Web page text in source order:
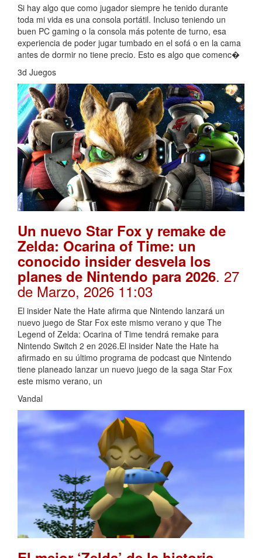
Si hay algo que como jugador siempre he tenido durante
toda mi vida es una consola portátil. Incluso teniendo un
buen PC gaming o la consola más potente de turno, esa
experiencia de poder jugar tumbado en el sofá o en la cama
antes de dormir no tiene precio. Esto es algo que comenc�
3d Juegos
Un nuevo Star Fox y remake de
Zelda: Ocarina of Time: un
conocido insider desvela los
planes de Nintendo para 2026. 27
de Marzo, 2026 11:03
El insider Nate the Hate afirma que Nintendo lanzará un
nuevo juego de Star Fox este mismo verano y que The
Legend of Zelda: Ocarina of Time tendrá remake para
Nintendo Switch 2 en 2026.El insider Nate the Hate ha
afirmado en su último programa de podcast que Nintendo
tiene planeado lanzar un nuevo juego de la saga Star Fox
este mismo verano, un
Vandal